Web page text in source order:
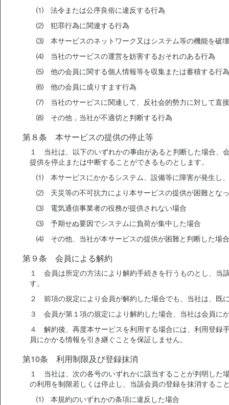
⑴ 法令または公序良俗に違反する行為
⑵ 犯罪行為に関連する行為
⑶ 本サービスのネットワーク又はシステム等の機能を破
⑷ 当社のサービスの運営を妨害するおそれのある行為
⑸ 他の会員に関する個人情報等を収集または蓄積する行為
⑹ 他の会員に成りすます行為
⑺ 当社のサービスに関連して、反社会的勢力に対して直
⑻ その他，当社が不適切と判断する行為
第８条 本サービスの提供の停止等
１ 当社は、以下のいずれかの事由があると判断した場合、
提供を停止または中断することができるものとします。
⑴ 本サービスにかかるシステム、設備等に障害が発生し
⑵ 天災等の不可抗力により本サービスの提供が困難とな
⑶ 電気通信事業者の役務が提供されない場合
⑶ 予期せぬ要因でシステムに負荷が集中した場合
⑷ その他、当社が本サービスの提供が困難と判断した場合
第９条 会員による解約
１ 会員は所定の方法により解約手続きを行うものとし、当
す。
２ 前項の規定により会員が解約した場合でも、当社は、既
３ 会員が第１項の規定により解約した場合、当社は会員に
４ 解約後、再度本サービスを利用する場合には、利用登録
員にかかる情報を引き継ぐことを保証しません。
第10条 利用制限及び登録抹消
１ 当社は、次の各号のいずれかに該当することが判明した
の利用を制限若しくは停止し、当該会員の登録を抹消するこ
⑴ 本規約のいずれかの条項に違反した場合